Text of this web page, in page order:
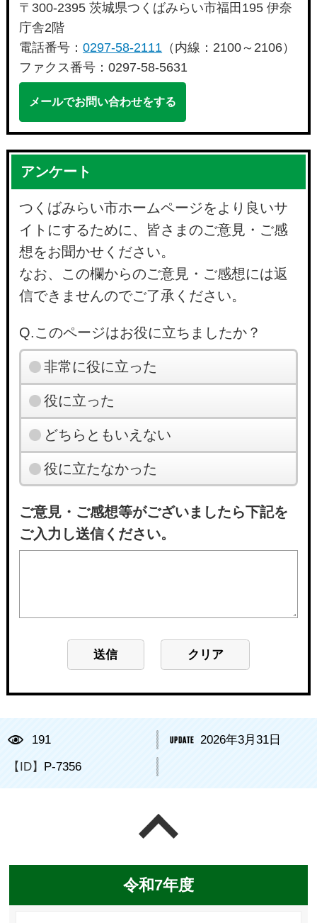
〒300-2395 茨城県つくばみらい市福田195 伊奈
庁舎2階
電話番号：0297-58-2111 （内線：2100～2106）
ファクス番号：0297-58-5631
メールでお問い合わせをする
アンケート
つくばみらい市ホームページをより良いサ
イトにするために、皆さまのご意見・ご感
想をお聞かせください。
なお、この欄からのご意見・ご感想には返
信できませんのでご了承ください。
Q.このページはお役に立ちましたか？
非常に役に立った
役に立った
どちらともいえない
役に立たなかった
ご意見・ご感想等がございましたら下記を
ご入力し送信ください。
191 2026年3月31日
【ID】 P-7356
令和7年度